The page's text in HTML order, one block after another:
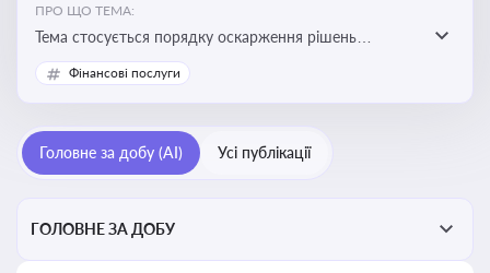
ПРО ЩО ТЕМА:
Тема стосується порядку оскарження рішень
податкових органів, що виникають внаслідок
податкових перевірок, та механізмів захисту прав
Фінансові послуги
Головне за добу (AI) Усі публікації
ГОЛОВНЕ ЗА ДОБУ